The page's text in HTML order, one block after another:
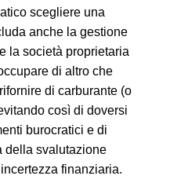
scegliere una
anche la gestione
la società proprietaria
di altro che
di carburante (o
così di doversi
burocratici e di
della svalutazione
finanziaria.